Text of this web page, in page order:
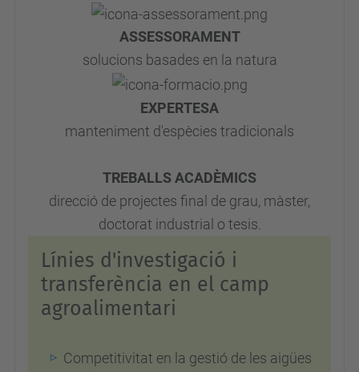
ASSESSORAMENT
solucions basades en la natura
EXPERTESA
manteniment d'espècies tradicionals
TREBALLS ACADÈMICS
direcció de projectes final de grau, màster,
doctorat industrial o tesis.
Línies d'investigació i
transferència en el camp
agroalimentari
Competitivitat en la gestió de les aigües